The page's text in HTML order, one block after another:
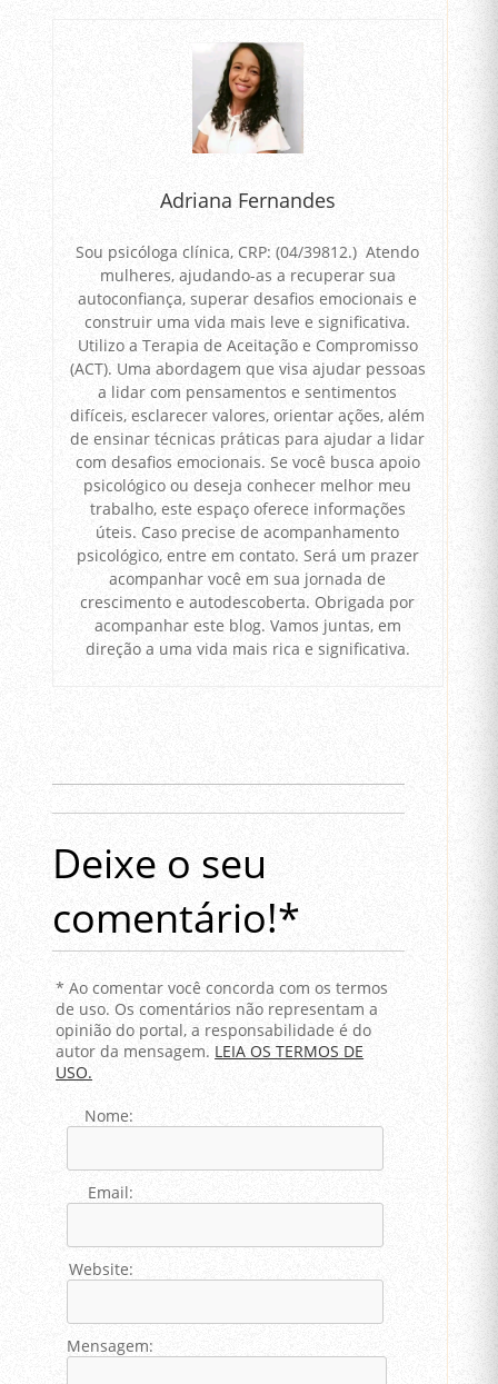
Adriana Fernandes
Sou psicóloga clínica, CRP: (04/39812.) Atendo
mulheres, ajudando-as a recuperar sua
autoconfiança, superar desafios emocionais e
construir uma vida mais leve e significativa.
Utilizo a Terapia de Aceitação e Compromisso
(ACT). Uma abordagem que visa ajudar pessoas
a lidar com pensamentos e sentimentos
difíceis, esclarecer valores, orientar ações, além
de ensinar técnicas práticas para ajudar a lidar
com desafios emocionais. Se você busca apoio
psicológico ou deseja conhecer melhor meu
trabalho, este espaço oferece informações
úteis. Caso precise de acompanhamento
psicológico, entre em contato. Será um prazer
acompanhar você em sua jornada de
crescimento e autodescoberta. Obrigada por
acompanhar este blog. Vamos juntas, em
direção a uma vida mais rica e significativa.
Deixe o seu
comentário!*
* Ao comentar você concorda com os termos
de uso. Os comentários não representam a
opinião do portal, a responsabilidade é do
autor da mensagem. LEIA OS TERMOS DE
USO.
Nome:
Email:
Website:
Mensagem: